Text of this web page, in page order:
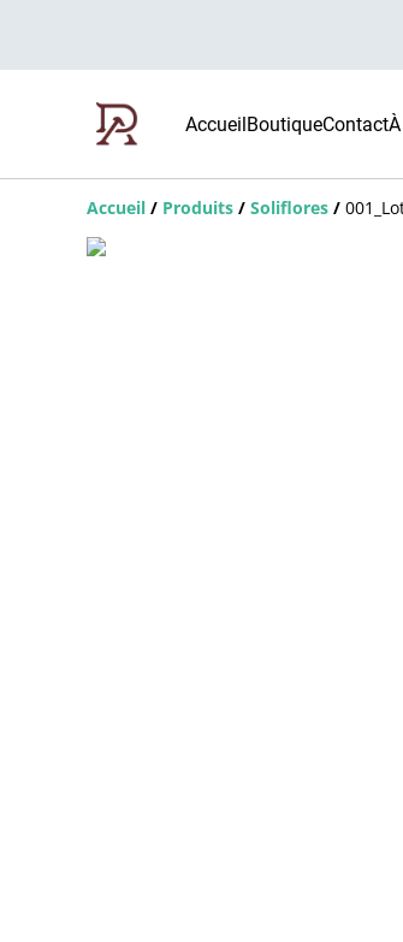
AccueilBoutiqueContact
Accueil / Produits / Soliflores /